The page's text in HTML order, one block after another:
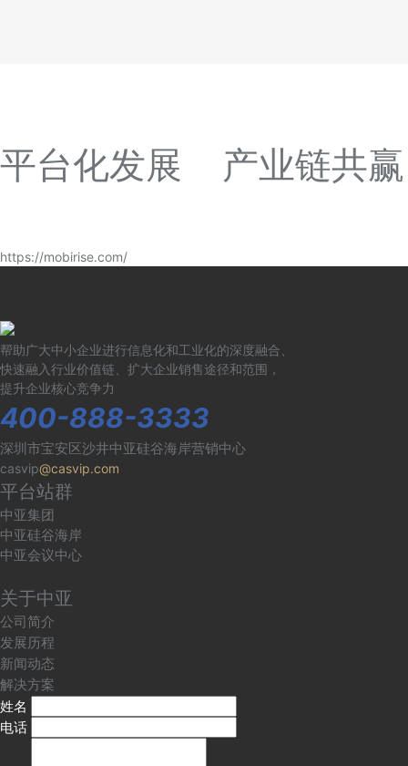
平台化发展 产业链共赢
https://mobirise.com/
帮助广大中小企业进行信息化和工业化的深度融合、
快速融入行业价值链、扩大企业销售途径和范围，
提升企业核心竞争力
400-888-3333
深圳市宝安区沙井中亚硅谷海岸营销中心
casvip@casvip.com
平台站群
中亚集团
中亚硅谷海岸
中亚会议中心
关于中亚
公司简介
发展历程
新闻动态
解决方案
姓名
电话